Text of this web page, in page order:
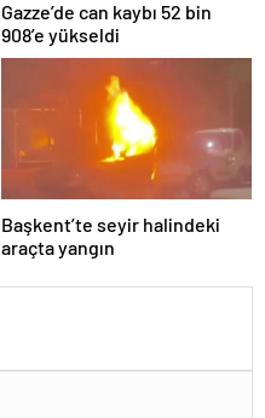
Gazze’de can kaybı 52 bin
908’e yükseldi
Başkent’te seyir halindeki
araçta yangın